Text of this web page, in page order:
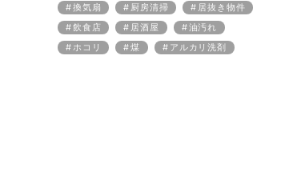
換気扇 厨房清掃
居抜き物件
飲食店
居酒屋
油汚れ
ホコリ
煤 アルカリ洗剤